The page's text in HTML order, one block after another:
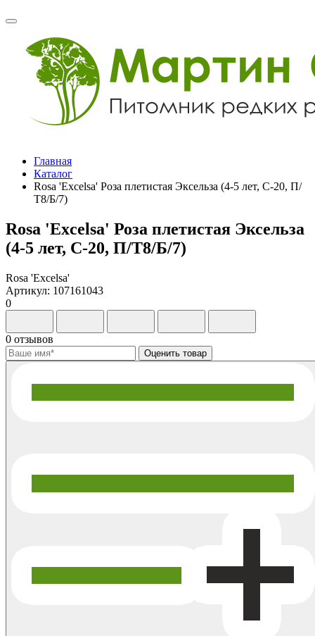
Главная
Каталог
Rosa 'Excelsa' Роза плетистая Эксельза (4-5 лет, С-20, П/
Т8/Б/7)
Rosa 'Excelsa' Роза плетистая Эксельза
(4-5 лет, С-20, П/Т8/Б/7)
Rosa 'Excelsa'
Артикул: 107161043
0
0 отзывов